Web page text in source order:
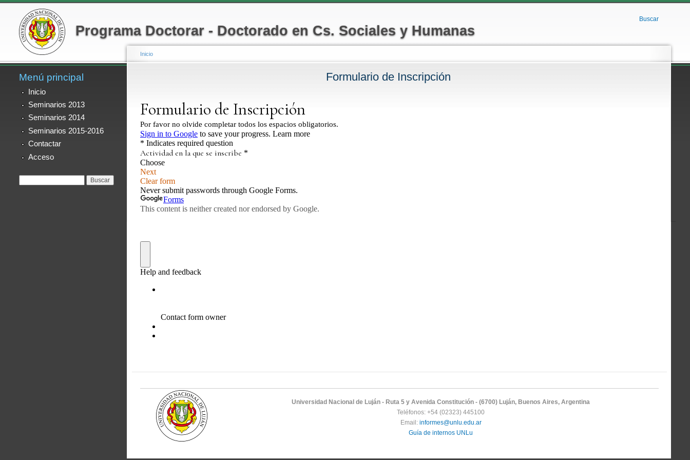
principal
Programa Doctorar - Doctorado en Cs. Sociales y Humanas
Menú secundario
Buscar
Menú principal
Inicio
Seminarios 2013
Seminarios 2014
Seminarios 2015-2016
Contactar
Acceso
Inicio
Formulario de Inscripción
Universidad Nacional de Luján - Ruta 5 y Avenida Constitución - (6700) Luján, Buenos Aires, Argentina
Teléfonos: +54 (02323) 445100
Email: informes@unlu.edu.ar
Guía de internos UNLu